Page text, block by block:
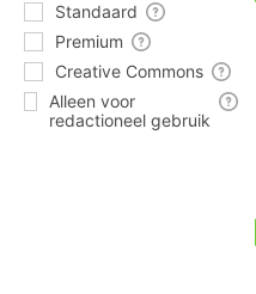
Standaard
Premium
Creative Commons
Alleen voor
redactioneel gebruik